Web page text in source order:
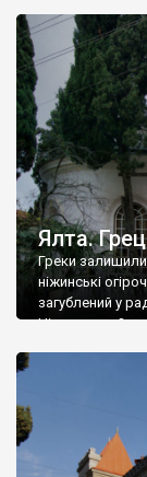
Ялта.
Греки залишили
ніжинські
загублений у
Ніжин греки?